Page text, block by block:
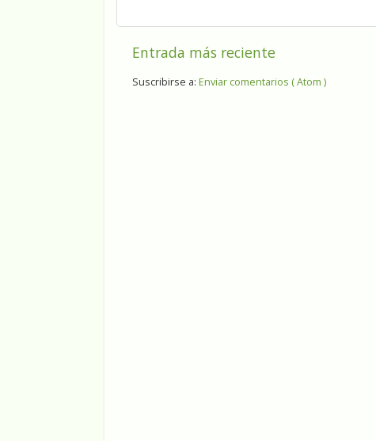
Entrada más reciente
Suscribirse a: Enviar comentarios ( Atom )